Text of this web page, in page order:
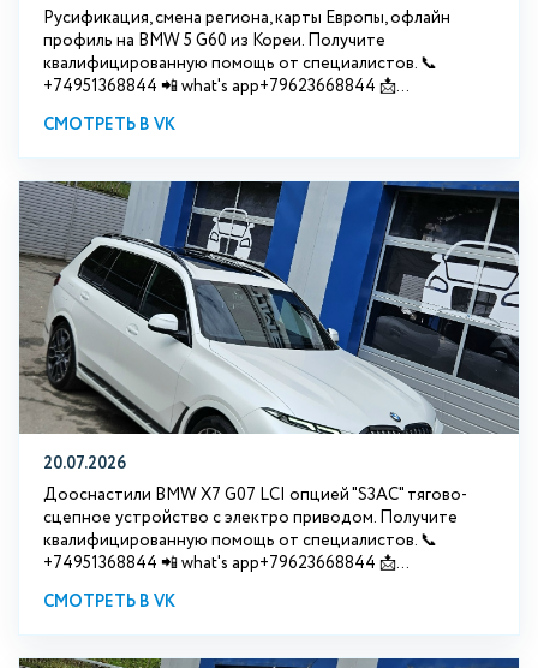
Русификация, смена региона, карты Европы, офлайн
профиль на BMW 5 G60 из Кореи. Получите
квалифицированную помощь от специалистов. 📞
+74951368844 📲 what's app+79623668844 📩...
СМОТРЕТЬ В VK
20.07.2026
Дооснастили BMW Х7 G07 LCI опцией "S3АС" тягово-
сцепное устройство с электро приводом. Получите
квалифицированную помощь от специалистов. 📞
+74951368844 📲 what's app+79623668844 📩...
СМОТРЕТЬ В VK